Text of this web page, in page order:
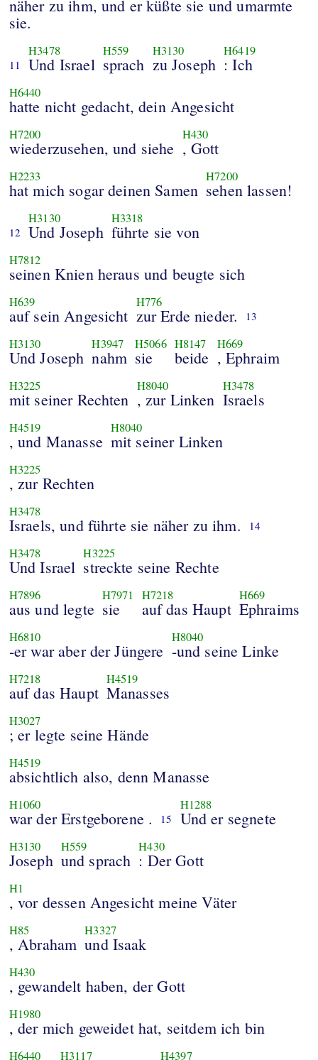
näher zu ihm, und er küßte sie und umarmte
sie.
11
H3478
Und Israel
H559
sprach
H3130
zu Joseph
H6419
: Ich
H6440
hatte nicht gedacht, dein Angesicht
H7200
wiederzusehen, und siehe
H430
, Gott
H2233
hat mich sogar deinen Samen
H7200
sehen lassen!
12
H3130
Und Joseph
H3318
führte sie von
H7812
seinen Knien heraus und beugte sich
H639
auf sein Angesicht
H776
zur Erde nieder. 13
H3130
Und Joseph
H3947
nahm
H5066
sie
H8147
beide
H669
, Ephraim
H3225
mit seiner Rechten
H8040
, zur Linken
H3478
Israels
H4519
, und Manasse
H8040
mit seiner Linken
H3225
, zur Rechten
H3478
Israels, und führte sie näher zu ihm. 14
H3478
Und Israel
H3225
streckte seine Rechte
H7896
aus und legte
H7971
sie
H7218
auf das Haupt
H669
Ephraims
H6810
-er war aber der Jüngere
H8040
-und seine Linke
H7218
auf das Haupt
H4519
Manasses
H3027
; er legte seine Hände
H4519
absichtlich also, denn Manasse
H1060
war der Erstgeborene . 15
H1288
Und er segnete
H3130
Joseph
H559
und sprach
H430
: Der Gott
H1
, vor dessen Angesicht meine Väter
H85
, Abraham
H3327
und Isaak
H430
, gewandelt haben, der Gott
H1980
, der mich geweidet hat, seitdem ich bin
H6440 H3117 H4397